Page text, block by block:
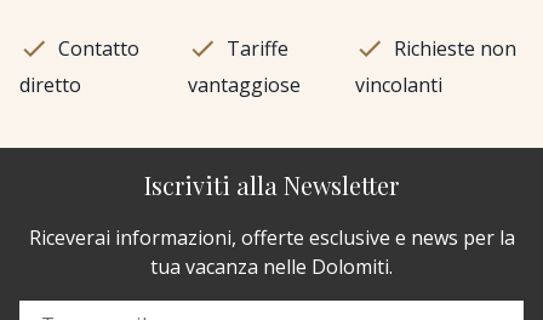
Contatto
diretto
Tariffe
vantaggiose
Richieste non
vincolanti
Iscriviti alla Newsletter
Riceverai informazioni, offerte esclusive e news per la
tua vacanza nelle Dolomiti.